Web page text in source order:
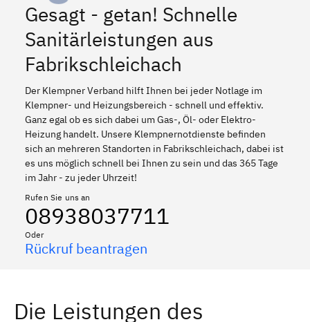
Gesagt - getan! Schnelle
Sanitärleistungen aus
Fabrikschleichach
Der Klempner Verband hilft Ihnen bei jeder Notlage im
Klempner- und Heizungsbereich - schnell und effektiv.
Ganz egal ob es sich dabei um Gas-, Öl- oder Elektro-
Heizung handelt. Unsere Klempnernotdienste befinden
sich an mehreren Standorten in Fabrikschleichach, dabei ist
es uns möglich schnell bei Ihnen zu sein und das 365 Tage
im Jahr - zu jeder Uhrzeit!
Rufen Sie uns an
08938037711
Oder
Rückruf beantragen
Die Leistungen des